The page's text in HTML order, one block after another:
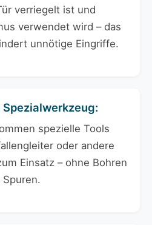
verriegelt ist und
verwendet wird – das
unnötige Eingriffe.
spezielle Tools
oder andere
Einsatz – ohne Bohren